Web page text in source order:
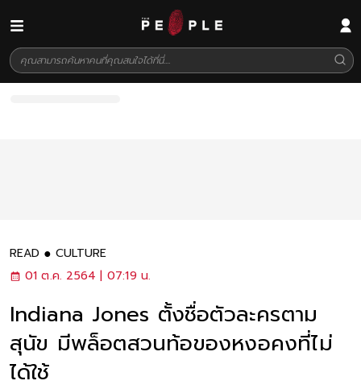
READ
CULTURE
01 ต.ค. 2564 | 07:19 น.
Indiana Jones ตั้งชื่อตัวละครตาม
สุนัข มีพล็อตสวนท้อของหงอคงที่ไม่
ได้ใช้